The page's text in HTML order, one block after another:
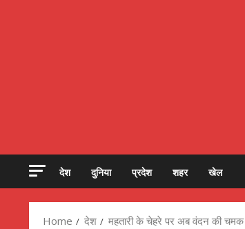
देश दुनिया प्रदेश शहर खेल
Home देश महतारी के चेहरे पर अब वंदन की चमक